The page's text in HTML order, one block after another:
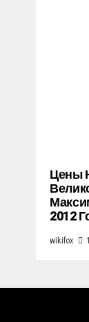
Цены
2012
wikifox